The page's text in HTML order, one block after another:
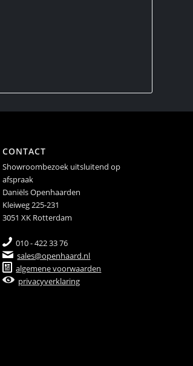
CONTACT
Showroombezoek uitsluitend op
afspraak
Daniëls Openhaarden
Kleiweg 225-231
3051 XK Rotterdam
010 - 422 33 76
sales@openhaard.nl
algemene voorwaarden
privacyverklaring